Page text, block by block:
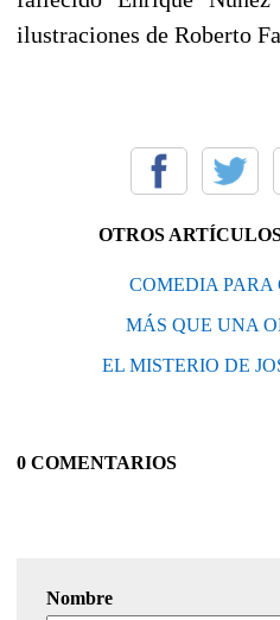
ilustraciones de Roberto
OTROS
COMEDIA PARA
MÁS QUE UNA
EL MISTERIO DE
0 COMENTARIOS
Nombre